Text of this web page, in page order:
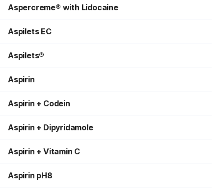
Aspercreme® with Lidocaine
Aspilets EC
Aspilets®
Aspirin
Aspirin + Codein
Aspirin + Dipyridamole
Aspirin + Vitamin C
Aspirin pH8